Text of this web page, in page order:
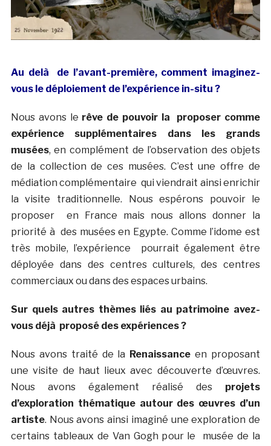
Au delà de l’avant-première, comment imaginez-
vous le déploiement de l’expérience in-situ ?
Nous avons le rêve de pouvoir la proposer comme
expérience supplémentaires dans les grands
musées, en complément de l’observation des objets
de la collection de ces musées. C’est une offre de
médiation complémentaire qui viendrait ainsi enrichir
la visite traditionnelle. Nous espérons pouvoir le
proposer en France mais nous allons donner la
priorité à des musées en Egypte. Comme l’idome est
très mobile, l’expérience pourrait également être
déployée dans des centres culturels, des centres
commerciaux ou dans des espaces urbains.
Sur quels autres thèmes liés au patrimoine avez-
vous déjà proposé des expériences ?
Nous avons traité de la Renaissance en proposant
une visite de haut lieux avec découverte d’œuvres.
Nous avons également réalisé des projets
d’exploration thématique autour des œuvres d’un
artiste. Nous avons ainsi imaginé une exploration de
certains tableaux de Van Gogh pour le musée de la